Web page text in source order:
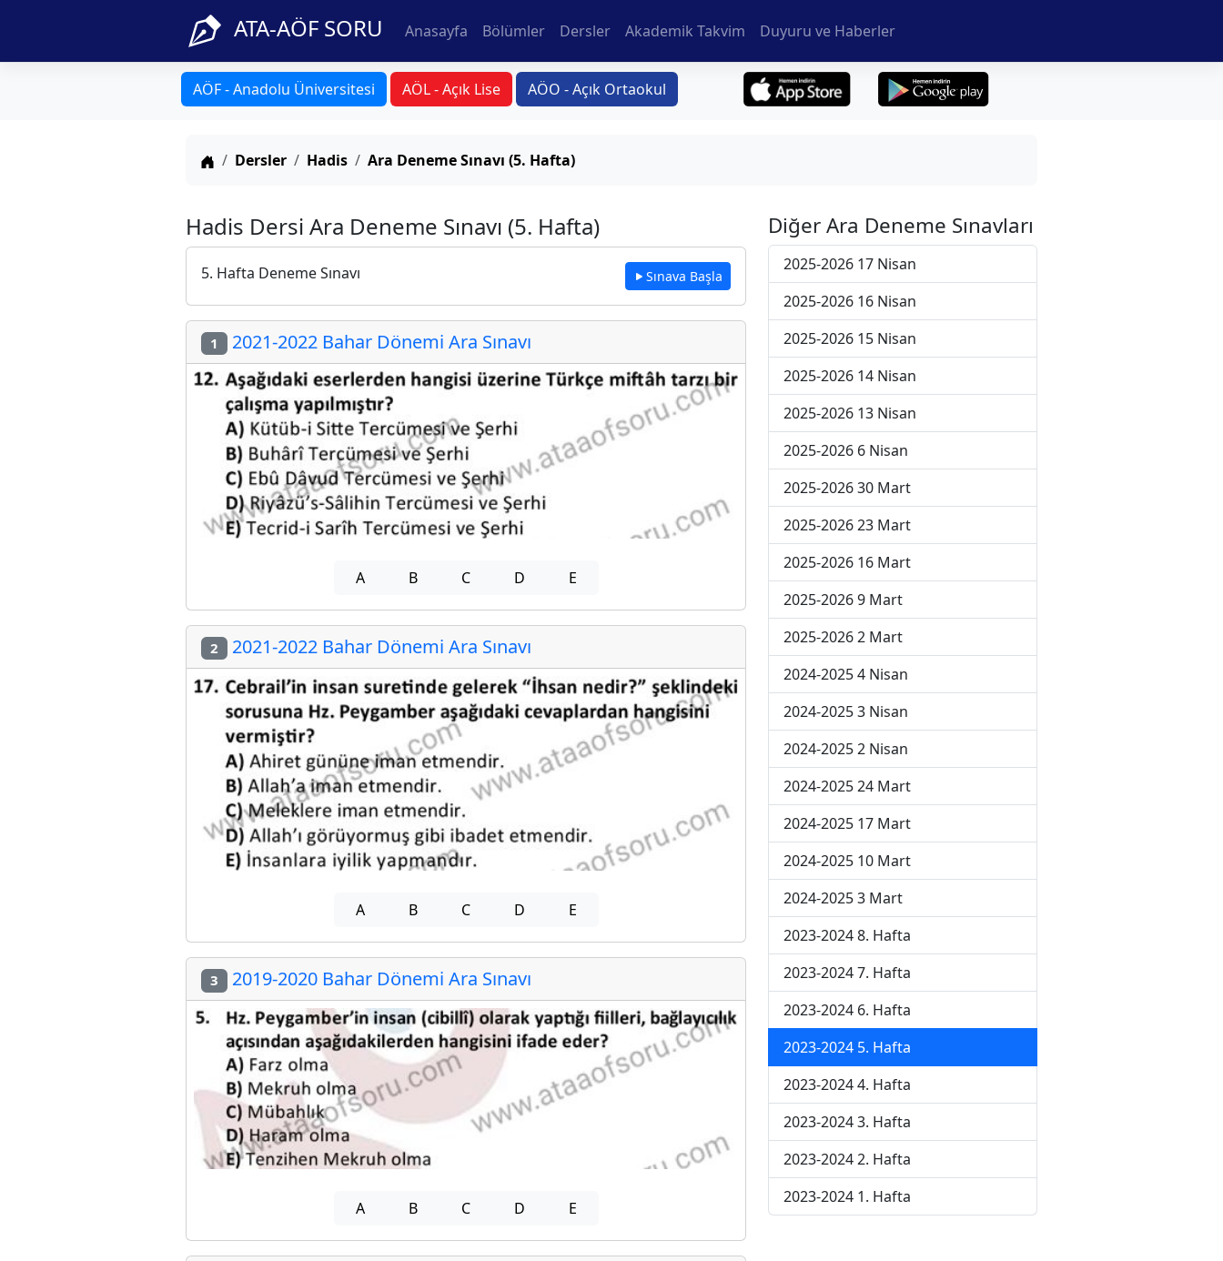
ATA-AÖF SORU Anasayfa Bölümler Dersler Akademik Takvim Duyuru ve Haberler
AÖF - Anadolu Üniversitesi AÖL - Açık Lise AÖO - Açık Ortaokul
Anasayfa
Dersler Hadis Ara Deneme Sınavı (5. Hafta)
Hadis Dersi Ara Deneme Sınavı (5. Hafta)
5. Hafta Deneme Sınavı Sınava Başla
1 2021-2022 Bahar Dönemi Ara Sınavı
A B C D E
2 2021-2022 Bahar Dönemi Ara Sınavı
A B C D E
3 2019-2020 Bahar Dönemi Ara Sınavı
A B C D E
Diğer Ara Deneme Sınavları
2025-2026 17 Nisan
2025-2026 16 Nisan
2025-2026 15 Nisan
2025-2026 14 Nisan
2025-2026 13 Nisan
2025-2026 6 Nisan
2025-2026 30 Mart
2025-2026 23 Mart
2025-2026 16 Mart
2025-2026 9 Mart
2025-2026 2 Mart
2024-2025 4 Nisan
2024-2025 3 Nisan
2024-2025 2 Nisan
2024-2025 24 Mart
2024-2025 17 Mart
2024-2025 10 Mart
2024-2025 3 Mart
2023-2024 8. Hafta
2023-2024 7. Hafta
2023-2024 6. Hafta
2023-2024 5. Hafta
2023-2024 4. Hafta
2023-2024 3. Hafta
2023-2024 2. Hafta
2023-2024 1. Hafta